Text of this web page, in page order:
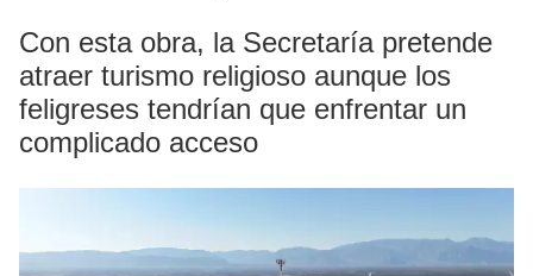
Con esta obra, la Secretaría pretende
atraer turismo religioso aunque los
feligreses tendrían que enfrentar un
complicado acceso